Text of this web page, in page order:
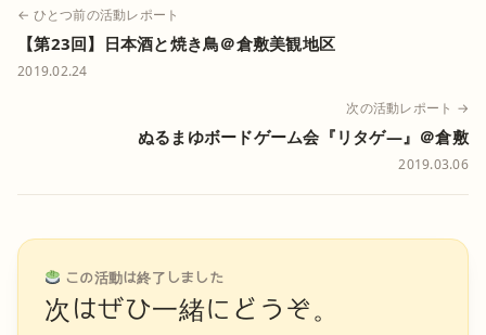
← ひとつ前の活動レポート
【第23回】日本酒と焼き鳥＠倉敷美観地区
2019.02.24
次の活動レポート →
ぬるまゆボードゲーム会『リタゲ―』＠倉敷
2019.03.06
この活動は終了しました
次はぜひ一緒にどうぞ。